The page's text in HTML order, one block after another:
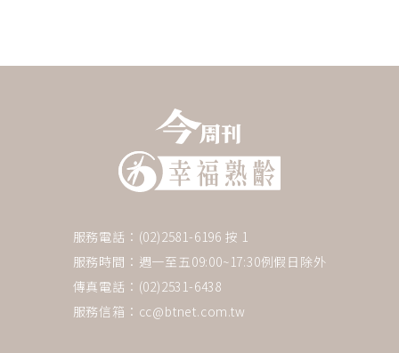
服務電話：(02)2581-6196 按 1
服務時間：週一至五09:00~17:30例假日除外
傳真電話：(02)2531-6438
服務信箱： cc@btnet.com.tw